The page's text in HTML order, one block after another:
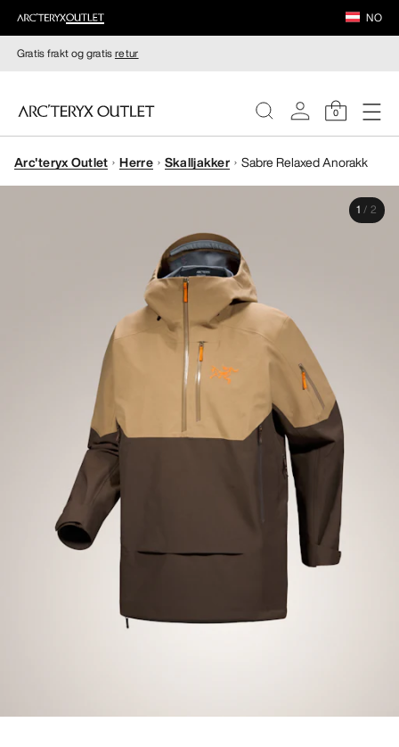
NO
Gratis frakt og gratisretur
0
DAMER
Arc'teryx Outlet Herre Skalljakker Sabre Relaxed Anorakk
1 / 2